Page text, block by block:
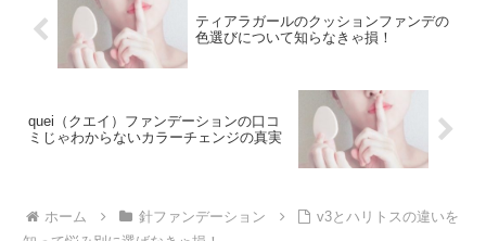
ティアラガールのクッションファンデの
色選びについて知らなきゃ損！
quei（クエイ）ファンデーションの口コ
ミじゃわからないカラーチェンジの真実
ホーム 針ファンデーション
v3とハリトスの違いを